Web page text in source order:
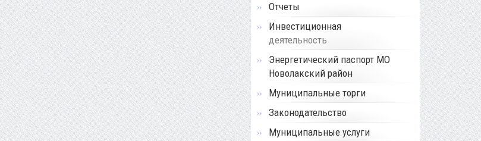
Отчеты
Инвестиционная
деятельность
Энергетический паспорт МО
Новолакский район
Муниципальные торги
Законодательство
Муниципальные услуги